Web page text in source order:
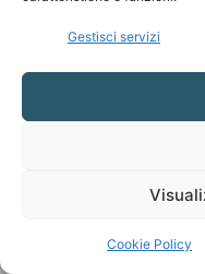
Gestisci servizi
Cookie Policy